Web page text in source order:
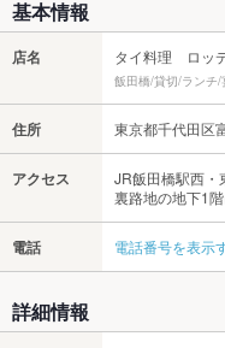
基本情報
店名 タイ料理 ロッ
飯田橋/貸切/ランチ
住所 東京都千代田区
アクセス
JR飯田橋駅西
裏路地の地下1
電話 電話番号を表示
詳細情報